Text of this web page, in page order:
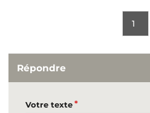
1
Répondre
Votre texte